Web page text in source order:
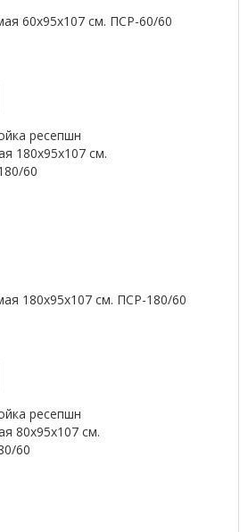
60х95х107 см. ПСР-60/60
180х95х107 см. ПСР-180/60